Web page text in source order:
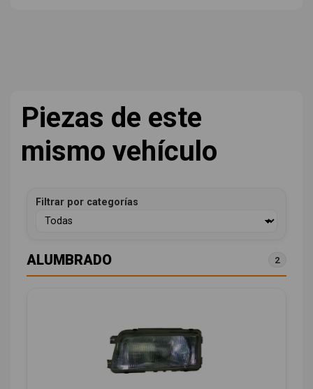
Piezas de este
mismo vehículo
Filtrar por categorías
ALUMBRADO 2